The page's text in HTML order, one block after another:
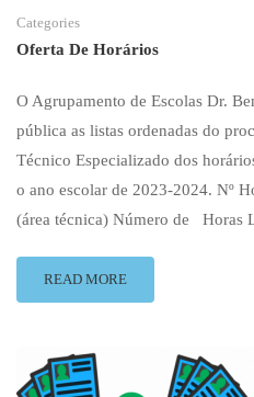
Categories
Oferta De Horários
O Agrupamento de Escolas Dr.
pública as listas ordenadas do
Técnico Especializado dos
o ano escolar de 2023‐2024. Nº
(área técnica) Número de Horas
READ
MORE
DE
HORÁRIOS
READ MORE